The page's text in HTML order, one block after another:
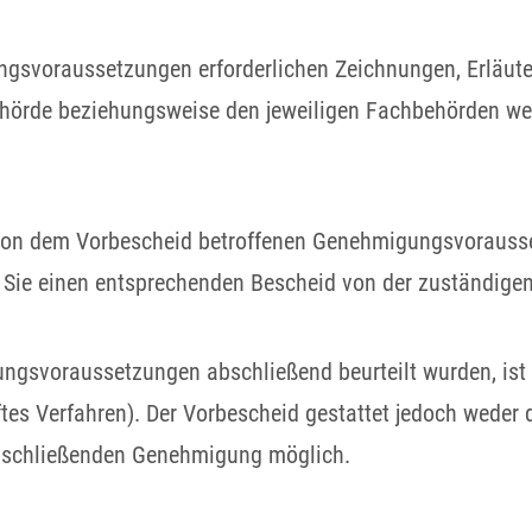
erforderlichen Zeichnungen,
beziehungsweise den jeweiligen Fachbehörden
dem Vorbescheid betroffenen
einen entsprechenden Bescheid von der
abschließend beurteilt wurden,
Verfahren). Der Vorbescheid gestattet jedoch
Genehmigung möglich.